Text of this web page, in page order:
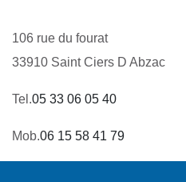
106 rue du fourat
33910 Saint Ciers D Abzac
Tel.05 33 06 05 40
Mob.06 15 58 41 79